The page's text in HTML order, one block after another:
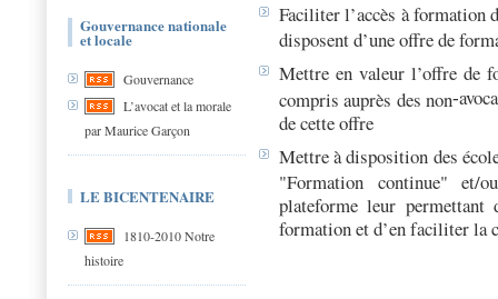
Gouvernance nationale
et locale
Gouvernance
L’avocat et la morale
par Maurice Garçon
LE BICENTENAIRE
1810-2010 Notre
histoire
Faciliter l’accès à formation
disposent d’une offre de
Mettre en valeur l’offre de
compris auprès des non‐
de cette offre
Mettre à disposition des
"Formation continue" et/
plateforme leur
formation et d’en faciliter la